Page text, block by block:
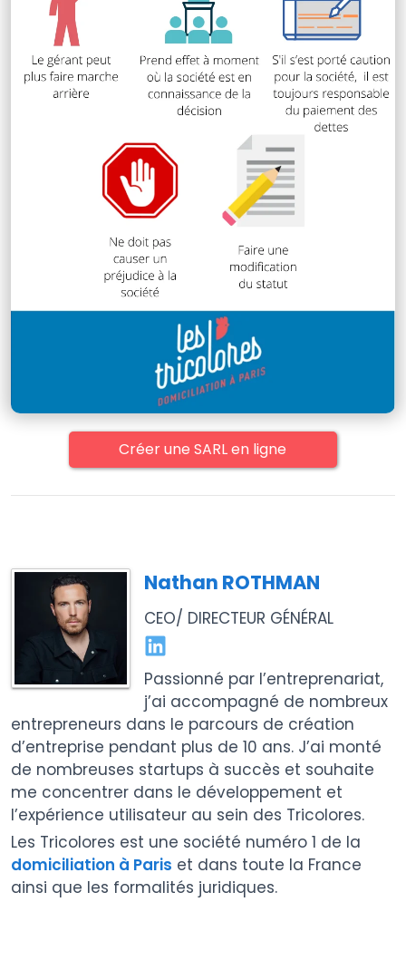
Créer une SARL en ligne
Nathan ROTHMAN
CEO/ DIRECTEUR GÉNÉRAL
Passionné par l’entreprenariat,
j’ai accompagné de nombreux
entrepreneurs dans le parcours de création
d’entreprise pendant plus de 10 ans. J’ai monté
de nombreuses startups à succès et souhaite
me concentrer dans le développement et
l’expérience utilisateur au sein des Tricolores.
Les Tricolores est une société numéro 1 de la
domiciliation à Paris et dans toute la France
ainsi que les formalités juridiques.